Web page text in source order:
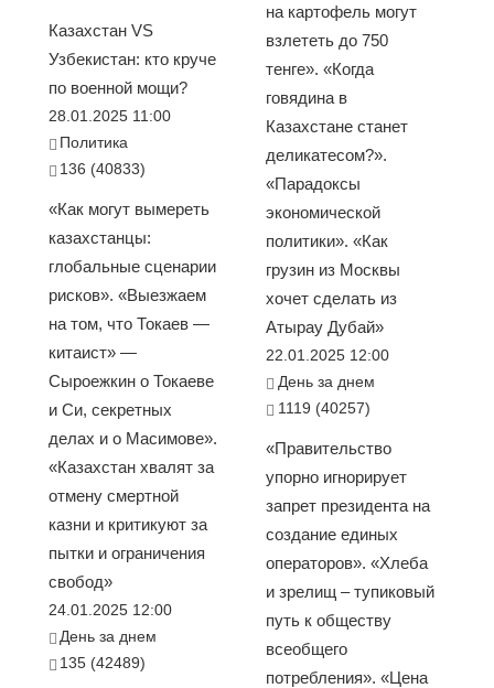
Казахстан VS
Узбекистан: кто круче
по военной мощи?
28.01.2025 11:00
Политика
136 (40833)
«Как могут вымереть
казахстанцы:
глобальные сценарии
рисков». «Выезжаем
на том, что Токаев —
китаист» —
Сыроежкин о Токаеве
и Си, секретных
делах и о Масимове».
«Казахстан хвалят за
отмену смертной
казни и критикуют за
пытки и ограничения
свобод»
24.01.2025 12:00
День за днем
135 (42489)
на картофель могут
взлететь до 750
тенге». «Когда
говядина в
Казахстане станет
деликатесом?».
«Парадоксы
экономической
политики». «Как
грузин из Москвы
хочет сделать из
Атырау Дубай»
22.01.2025 12:00
День за днем
1119 (40257)
«Правительство
упорно игнорирует
запрет президента на
создание единых
операторов». «Хлеба
и зрелищ – тупиковый
путь к обществу
всеобщего
потребления». «Цена